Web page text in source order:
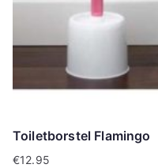
Toiletborstel Flamingo
€12.95